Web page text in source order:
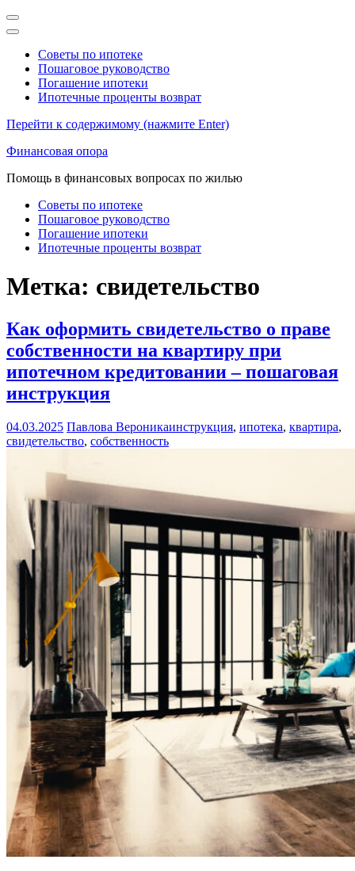
Советы по ипотеке
Пошаговое руководство
Погашение ипотеки
Ипотечные проценты возврат
Перейти к содержимому (нажмите Enter)
Финансовая опора
Помощь в финансовых вопросах по жилью
Советы по ипотеке
Пошаговое руководство
Погашение ипотеки
Ипотечные проценты возврат
Метка: свидетельство
Как оформить свидетельство о праве
собственности на квартиру при
ипотечном кредитовании – пошаговая
инструкция
04.03.2025 Павлова Вероникаинструкция, ипотека, квартира,
свидетельство, собственность